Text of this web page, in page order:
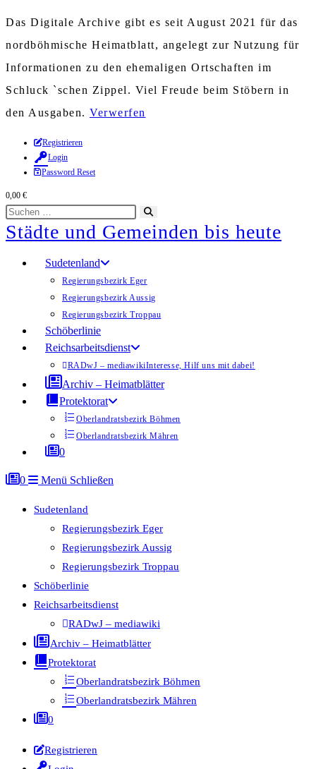
Das Digitale Archive gibt es seit August 2021 für das
nordböhmische Heimatblatt, angelegt zur Nutzung für
Informationen zu den ehemaligen Ortschaften im
Schluck `schen Zippel. Viel Freude beim Stöbern in
den Ausgaben. Verwerfen
Zum
Inhalt
springen
Registrieren
Login
Password Reset
0,00 €
Diese
Website
durchsuchen
starten
Städte und Gemeinden bis heute
Sudetenland
Regierungsbezirk Eger
Regierungsbezirk Aussig
Regierungsbezirk Troppau
Schöberlinie
Reichsarbeitsdienst
RADwJ – mediawikiInteresse, Hilf uns mit dabei!
Archiv – Heimatblätter
Protektorat
Oberlandratsbezirk Böhmen
Oberlandratsbezirk Mähren
0
0 Menü Schließen
Sudetenland
Regierungsbezirk Eger
Regierungsbezirk Aussig
Regierungsbezirk Troppau
Schöberlinie
Reichsarbeitsdienst
RADwJ – mediawiki
Archiv – Heimatblätter
Protektorat
Oberlandratsbezirk Böhmen
Oberlandratsbezirk Mähren
0
Registrieren